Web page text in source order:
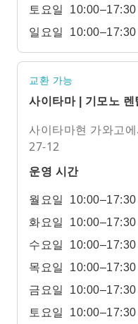
토요일
10:00–17:30
일요일
10:00–17:30
교환 가능
사이타마 | 기모노
사이타마현 가와고
27-12
운영 시간
월요일
10:00–17:30
화요일
10:00–17:30
수요일
10:00–17:30
목요일
10:00–17:30
금요일
10:00–17:30
토요일
10:00–17:30